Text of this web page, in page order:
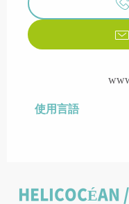
使用言語
使用言語
HELICOCÉAN